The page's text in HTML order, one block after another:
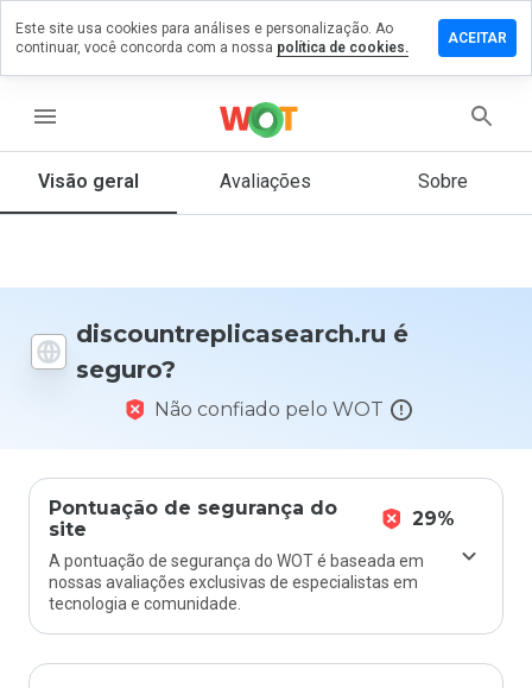
menu
Visão geral Avaliações Sobre
discountreplicasearch.ru é
seguro?
Não confiado pelo WOT
Pontuação de segurança do
site
29%
A pontuação de segurança do WOT é baseada em
nossas avaliações exclusivas de especialistas em
tecnologia e comunidade.
comentário
De 1
nota
este
Este site usa cookies para análises e personalização. Ao
continuar, você concorda com a nossa política de cookies.
ACEITAR